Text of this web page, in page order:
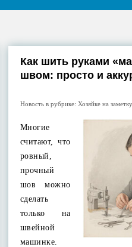
Как шить руками
швом: просто и
Новость в рубрике: Хозяйке на заметку
Многие
считают, что
ровный,
прочный
шов можно
сделать
только на
швейной
машинке.